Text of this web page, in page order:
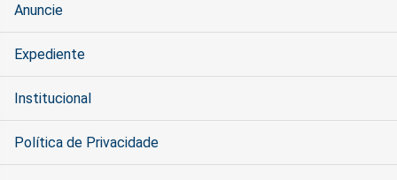
Anuncie
Expediente
Institucional
Política de Privacidade